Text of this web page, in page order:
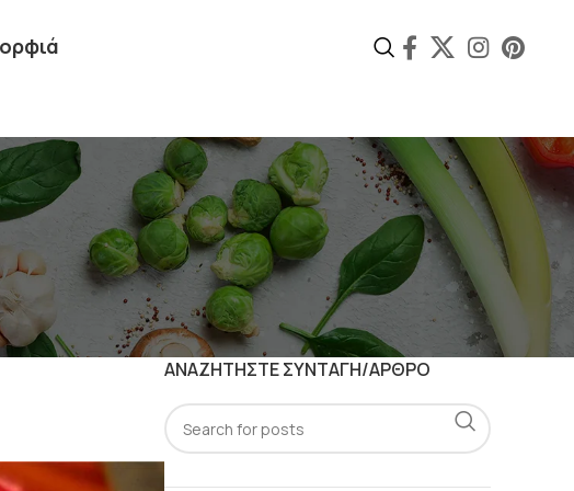
ΑΝΑΖΗΤΗΣΤΕ ΣΥΝΤΑΓΗ/ΑΡΘΡΟ